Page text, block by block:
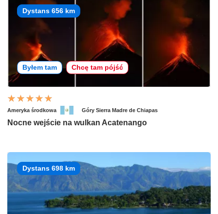
Dystans 656 km
Byłem tam Chcę tam pójść
Ameryka środkowa Góry Sierra Madre de Chiapas
Nocne wejście na wulkan Acatenango
Dystans 698 km